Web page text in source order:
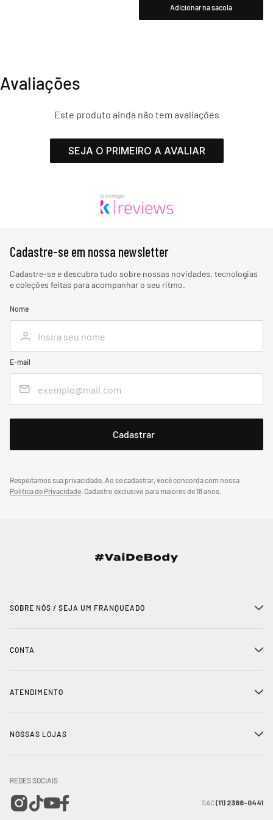
Adicionar na sacola
Avaliações
Este produto ainda não tem avaliações
SEJA O PRIMEIRO A AVALIAR
Cadastre-se em nossa newsletter
Cadastre-se e descubra tudo sobre nossas novidades, tecnologias
e coleções feitas para acompanhar o seu ritmo.
Nome
E-mail
Respeitamos sua privacidade. Ao se cadastrar, você concorda com nossa
Política de Privacidade.Cadastro exclusivo para maiores de 18 anos.
SOBRE NÓS / SEJA UM FRANQUEADO +
Trabalhe conosco
Mapa do Site
CONTA +
Meus pedidos
Wishlist
ATENDIMENTO +
Entrega e Frete
NOSSAS LOJAS +
REDES SOCIAIS
SAC(11) 2388-0441